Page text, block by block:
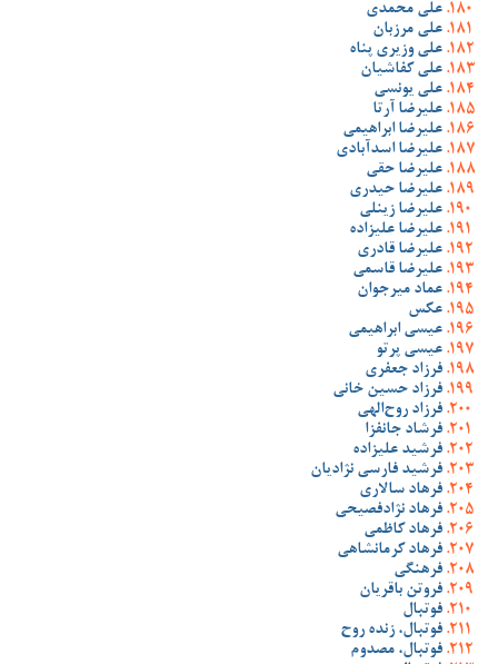
علی محمدی
علی مرزبان
علی وزیری پناه
علی کفاشیان
علی یونسی
علیرضا آرتا
علیرضا ابراهیمی
علیرضا اسدآبادی
علیرضا حقی
علیرضا حیدری
علیرضا زینلی
علیرضا علیزاده
علیرضا قادری
علیرضا قاسمی
عماد میرجوان
عکس
عیسی ابراهیمی
عیسی پرتو
فرزاد جعفری
فرزاد حسین خانی
فرزاد روح‌الهی
فرشاد جانفزا
فرشید علیزاده
فرشید فارسی نژادیان
فرهاد سالاری
فرهاد نژادفصیحی
فرهاد کاظمی
فرهاد کرمانشاهی
فرهنگی
فروتن باقریان
فوتبال
فوتبال، زنده روح
فوتبال، مصدوم